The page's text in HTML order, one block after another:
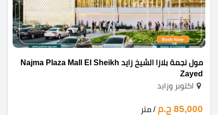
مول نجمة بلازا الشيخ زايد Najma Plaza Mall El Sheikh
Zayed
اكتوبر وزايد
85,000 ج.م / متر